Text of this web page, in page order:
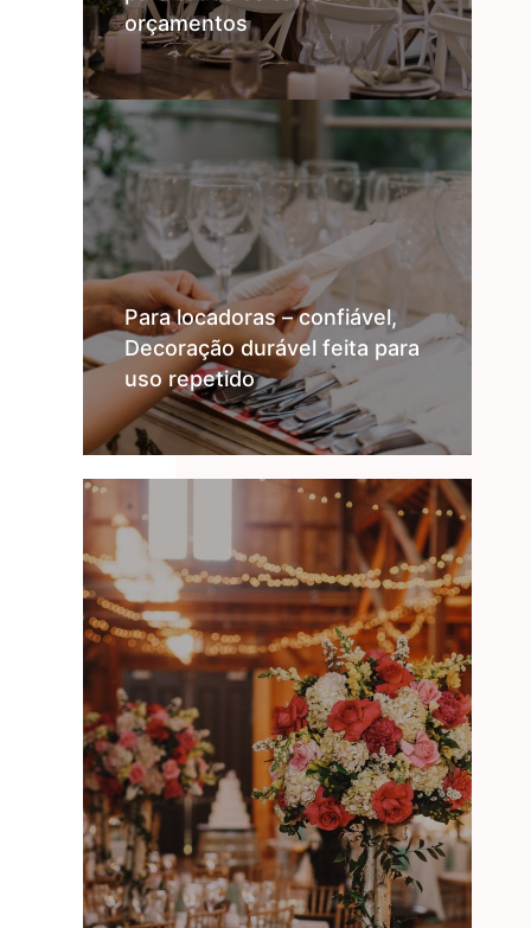
orçamentos
Para locadoras – confiável,
Decoração durável feita para
uso repetido